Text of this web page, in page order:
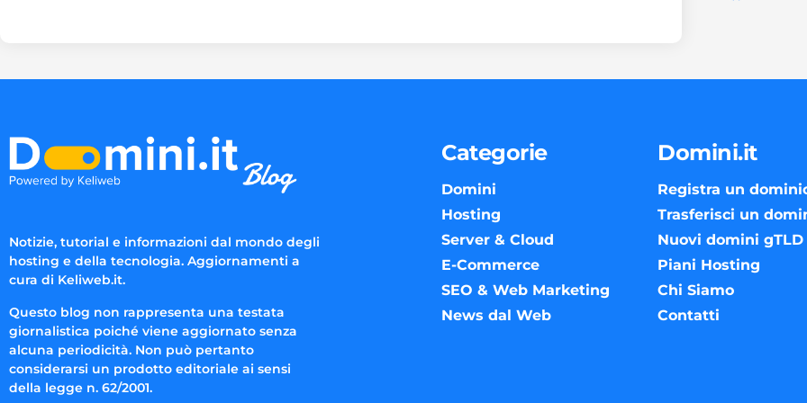
Notizie, tutorial e informazioni dal mondo degli
hosting e della tecnologia. Aggiornamenti a
cura di Keliweb.it.
Questo blog non rappresenta una testata
giornalistica poiché viene aggiornato senza
alcuna periodicità. Non può pertanto
considerarsi un prodotto editoriale ai sensi
della legge n. 62/2001.
Categorie
Domini
Hosting
Server & Cloud
E-Commerce
SEO & Web Marketing
News dal Web
Domini.it
Registra un
Trasferisci un
Nuovi domini gTLD
Piani Hosting
Chi Siamo
Contatti